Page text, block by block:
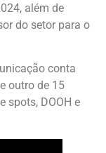
além de
do setor para o
conta
outro de 15
spots, DOOH e